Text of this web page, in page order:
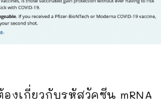
งเกี่ยวกับรหัสวัคซีน mRNA